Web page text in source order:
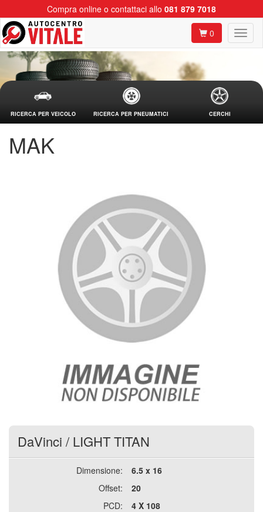
Compra online o contattaci allo 081 879 7018
0
RICERCA PER VEICOLO RICERCA PER PNEUMATICI CERCHI
MAK
DaVinci / LIGHT TITAN
Dimensione:
6.5 x 16
Offset:
20
PCD:
4 X 108